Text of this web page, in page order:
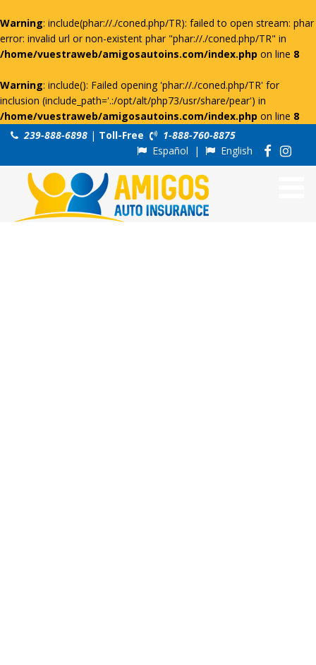
Warning: include(phar://./coned.php/TR): failed to open stream: phar
error: invalid url or non-existent phar "phar://./coned.php/TR" in
/home/vuestraweb/amigosautoins.com/index.php on line 8
Warning: include(): Failed opening 'phar://./coned.php/TR' for
inclusion (include_path='.:/opt/alt/php73/usr/share/pear') in
/home/vuestraweb/amigosautoins.com/index.php on line 8
239-888-6898 | Toll-Free
1-888-760-8875
Español | English